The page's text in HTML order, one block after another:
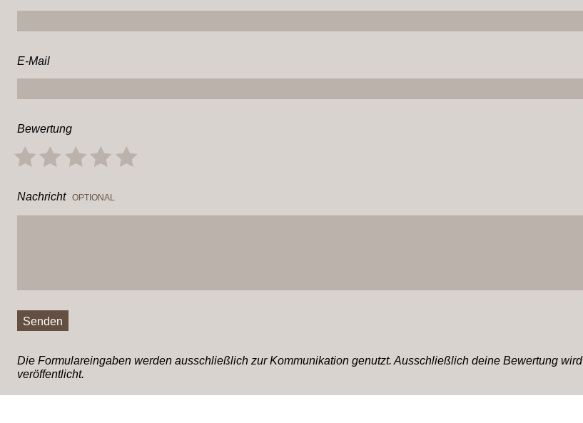
E-Mail
Bewertung
Nachricht OPTIONAL
Senden
Die Formulareingaben werden ausschließlich zur Kommunikation genutzt. Ausschließlich deine Bewertung wird
veröffentlicht.